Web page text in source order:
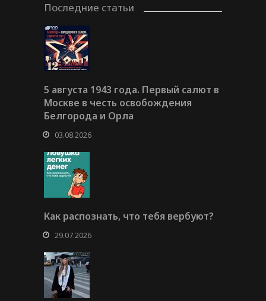
Последние статьи
5 августа 1943 года. Первый салют в
Москве в честь освобождения
Белгорода и Орла
03.08.2026
Как распознать, что тебя вербуют?
29.07.2026